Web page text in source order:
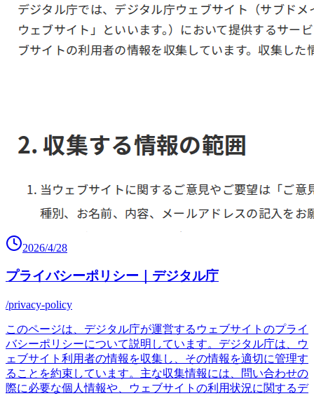
2026/4/28
プライバシーポリシー｜デジタル庁
/privacy-policy
このページは、デジタル庁が運営するウェブサイトのプライ
バシーポリシーについて説明しています。デジタル庁は、ウ
ェブサイト利用者の情報を収集し、その情報を適切に管理す
ることを約束しています。主な収集情報には、問い合わせの
際に必要な個人情報や、ウェブサイトの利用状況に関するデ